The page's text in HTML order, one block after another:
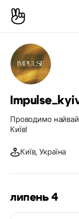
Проводимо
Київ!
Київ, Україна
липень 4